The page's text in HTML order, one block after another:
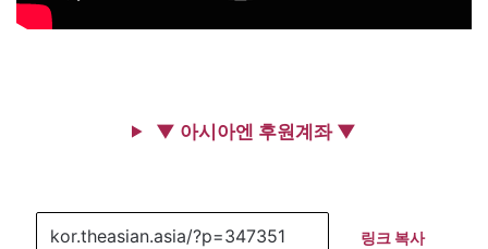
▼ 아시아엔 후원계좌 ▼
링크 복사